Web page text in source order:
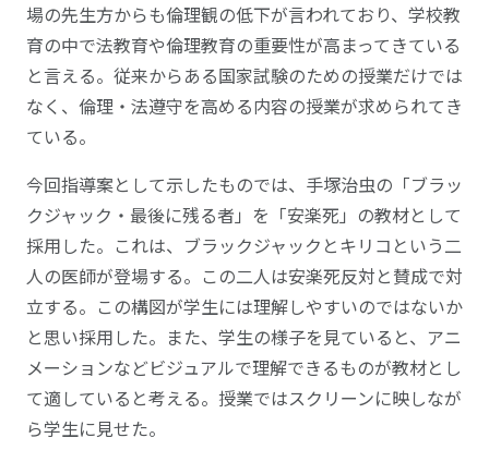
場の先生方からも倫理観の低下が言われており、学校教
育の中で法教育や倫理教育の重要性が高まってきている
と言える。従来からある国家試験のための授業だけでは
なく、倫理・法遵守を高める内容の授業が求められてき
ている。
今回指導案として示したものでは、手塚治虫の「ブラッ
クジャック・最後に残る者」を「安楽死」の教材として
採用した。これは、ブラックジャックとキリコという二
人の医師が登場する。この二人は安楽死反対と賛成で対
立する。この構図が学生には理解しやすいのではないか
と思い採用した。また、学生の様子を見ていると、アニ
メーションなどビジュアルで理解できるものが教材とし
て適していると考える。授業ではスクリーンに映しなが
ら学生に見せた。